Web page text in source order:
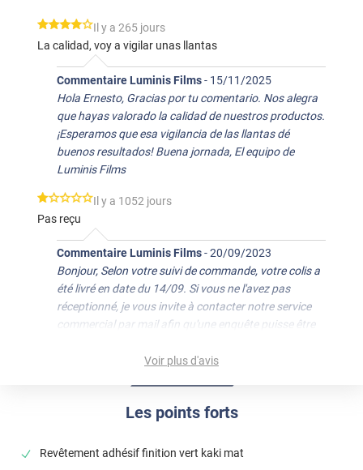
Les points forts
Revêtement adhésif finition vert kaki mat
*****Il y a 265 jours
La calidad, voy a vigilar unas llantas
Commentaire Luminis Films- 15/11/2025
Hola Ernesto, Gracias por tu comentario. Nos alegra
que hayas valorado la calidad de nuestros productos.
¡Esperamos que esa vigilancia de las llantas dé
buenos resultados! Buena jornada, El equipo de
Luminis Films
*****
Il y a 1052 jours
Pas reçu
Commentaire Luminis Films-20/09/2023
Bonjour, Selon votre suivi de commande, votre colis a
été livré en date du 14/09. Si vous ne l'avez pas
réceptionné, je vous invite à contacter notre service
commercial par mail afin qu'une enquête puisse être
l'Equipe Luminis FilmsVoir plus d'avis